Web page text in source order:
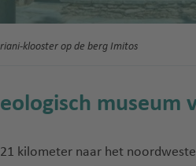
klooster op de berg Imitos
museum
kilometer naar het